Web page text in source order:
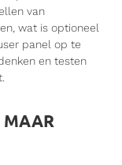
van
wat is optioneel
panel op te
en testen
MAAR